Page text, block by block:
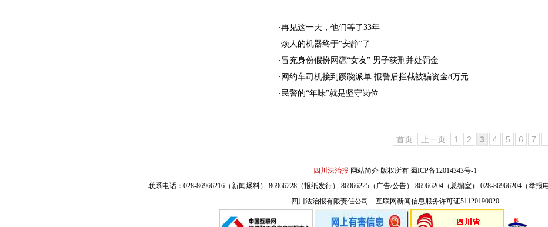
·再见这一天，他们等了33年
·烦人的机器终于“安静”了
·冒充身份假扮网恋“女友” 男子获刑并处罚金
·网约车司机接到蹊跷派单 报警后拦截被骗资金8万元
·民警的“年味”就是坚守岗位
首页 上一页 1 2 3 4 5 6 7
四川法治报 网站简介 版权所有 蜀ICP备12014343号-1
联系电话：028-86966216（新闻爆料） 86966228（报纸发行） 86966225（广告/公告） 86966204（总编室） 028-86966204（举报
四川法治报有限责任公司 互联网新闻信息服务许可证51120190020